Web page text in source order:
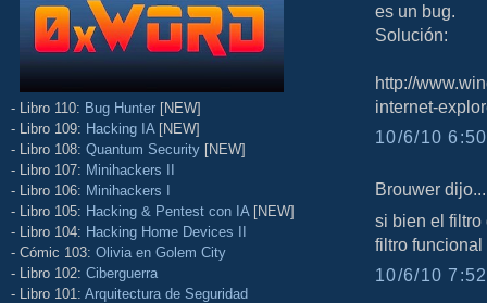
- Libro 110: Bug Hunter [NEW]
- Libro 109: Hacking IA [NEW]
- Libro 108: Quantum Security [NEW]
- Libro 107: Minihackers II
- Libro 106: Minihackers I
- Libro 105: Hacking & Pentest con IA [NEW]
- Libro 104: Hacking Home Devices II
- Cómic 103: Olivia en Golem City
- Libro 102: Ciberguerra
- Libro 101: Arquitectura de Seguridad
es un bug.
Solución:
http://
internet-
10/6/10
Brouwer dijo...
si bien el filtro
filtro
10/6/10